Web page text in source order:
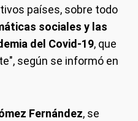
países, sobre todo
sociales y las
del Covid-19, que
según se informó en
Fernández, se